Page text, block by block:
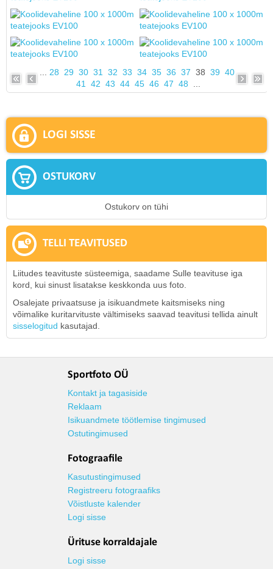
28 29 30 31 32 33 34 35 36 37 38 39 40
41
42 43 44 45 46 47 48
LOGI SISSE
OSTUKORV
Ostukorv on tühi
TELLI TEAVITUSED
Liitudes teavituste süsteemiga, saadame Sulle teavituse iga
kord, kui sinust lisatakse keskkonda uus foto.
Osalejate privaatsuse ja isikuandmete kaitsmiseks ning
võimalike kuritarvituste vältimiseks saavad teavitusi tellida ainult
sisselogitud kasutajad.
Sportfoto OÜ
Kontakt ja tagasiside
Reklaam
Isikuandmete töötlemise tingimused
Ostutingimused
Fotograafile
Kasutustingimused
Registreeru fotograafiks
Võistluste kalender
Logi sisse
Ürituse korraldajale
Logi sisse